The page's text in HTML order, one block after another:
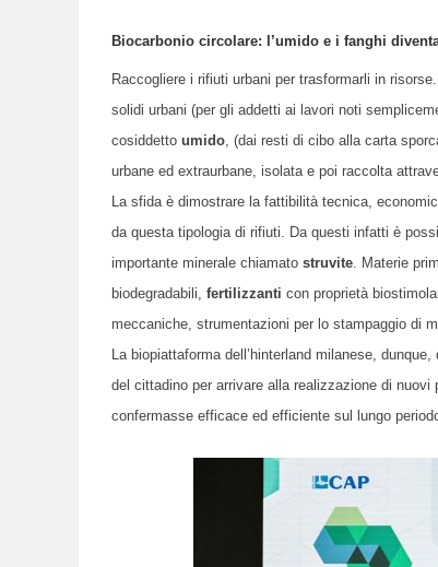
Biocarbonio circolare: l’umido e i fanghi
Raccogliere i rifiuti urbani per trasformarli in
solidi urbani (per gli addetti ai lavori noti
cosiddetto umido, (dai resti di cibo alla carta
urbane ed extraurbane, isolata e poi raccolta
La sfida è dimostrare la fattibilità tecnica,
da questa tipologia di rifiuti. Da questi infatti è
importante minerale chiamato struvite. Materie
biodegradabili, fertilizzanti con proprietà
meccaniche, strumentazioni per lo stampaggio di
La biopiattaforma dell’hinterland milanese,
del cittadino per arrivare alla realizzazione di
confermasse efficace ed efficiente sul lungo